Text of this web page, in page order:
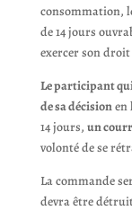
consommation,
de 14 jours
exercer son
Le participant
de sa décisionen
14 jours, un
volonté de se
La commande
devra être